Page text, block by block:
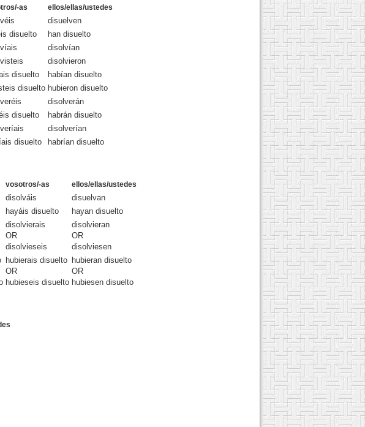
as ellos/ellas/ustedes
disuelven
disuelto
han disuelto
disolvían
disolvieron
disuelto
habían disuelto
disuelto hubieron disuelto
disolverán
disuelto
habrán disuelto
disolverían
disuelto habrían disuelto
vosotros/-as ellos/ellas/ustedes
disolváis
disuelvan
hayáis disuelto hayan disuelto
disolvierais
OR
disolvieseis
disolvieran
OR
disolviesen
hubierais disuelto
OR
hubieseis disuelto
hubieran disuelto
OR
hubiesen disuelto